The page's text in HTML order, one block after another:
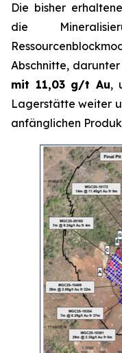
Die bisher
die
Abschnitte, darunter
mit 11,03 g/t Au,
Lagerstätte weiter
anfänglichen